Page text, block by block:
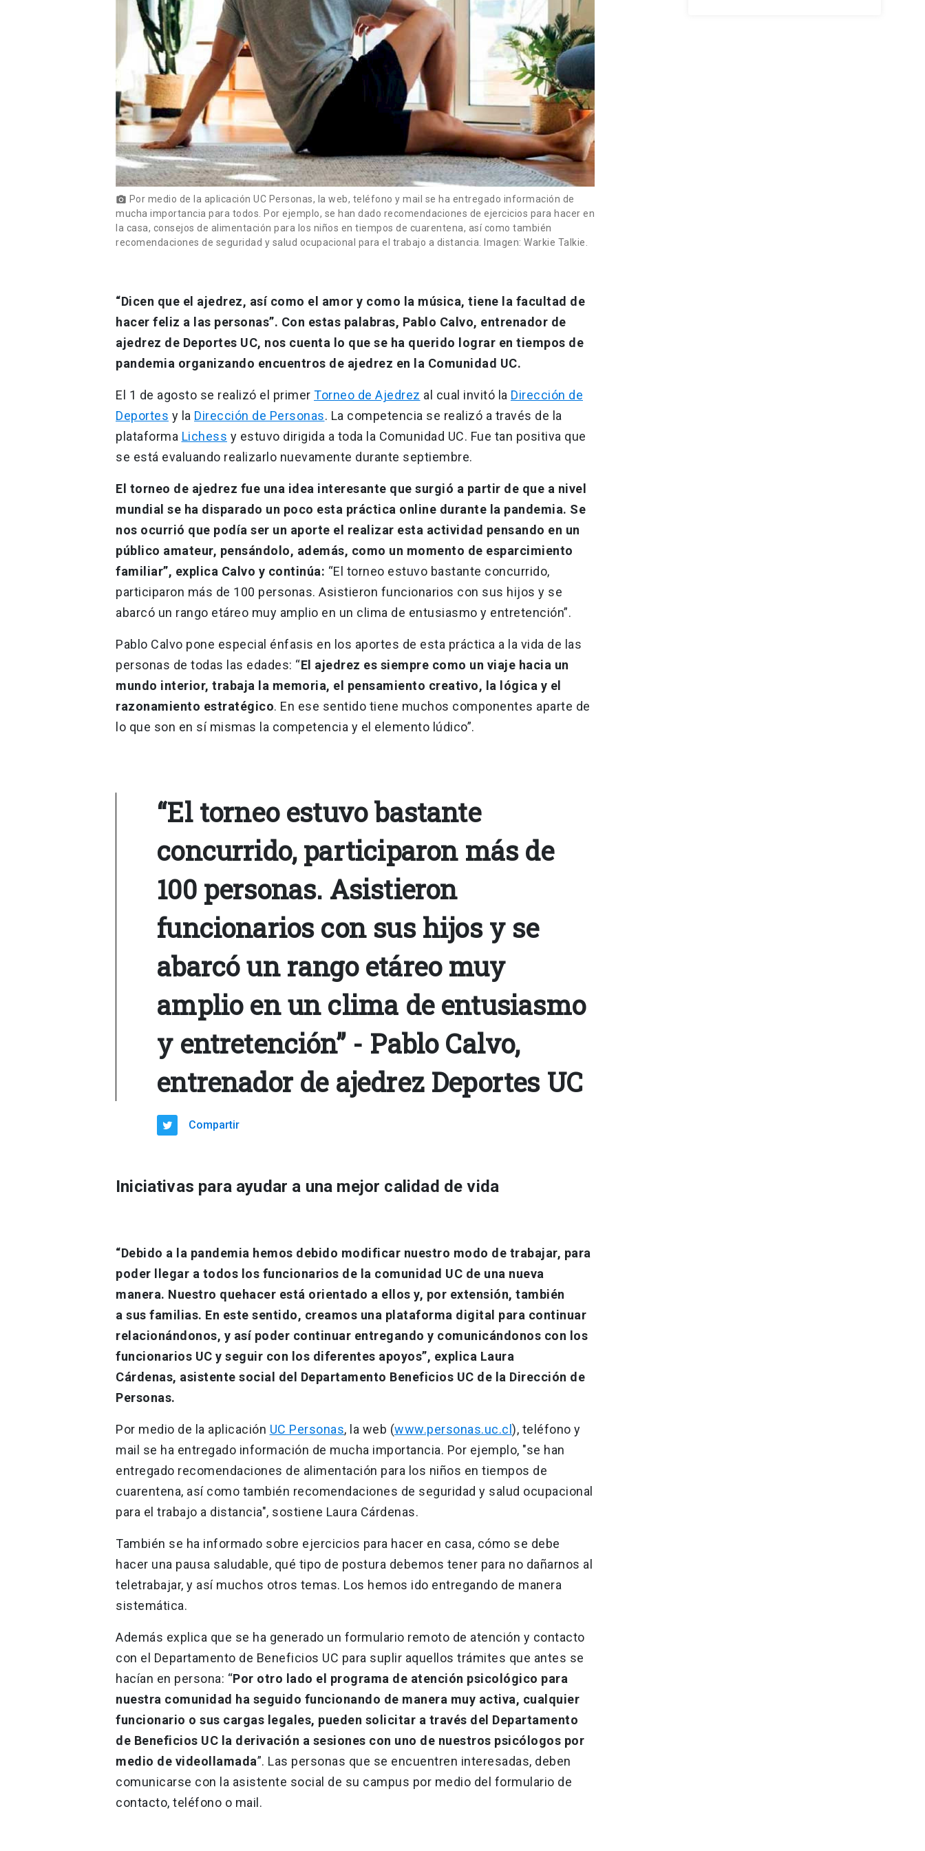
photo_camera Por medio de la aplicación UC Personas, la web, teléfono y mail se ha entregado información de
mucha importancia para todos. Por ejemplo, se han dado recomendaciones de ejercicios para hacer en
la casa, consejos de alimentación para los niños en tiempos de cuarentena, así como también
recomendaciones de seguridad y salud ocupacional para el trabajo a distancia. Imagen: Warkie Talkie.
“Dicen que el ajedrez, así como el amor y como la música, tiene la facultad de
hacer feliz a las personas”. Con estas palabras, Pablo Calvo, entrenador de
ajedrez de Deportes UC, nos cuenta lo que se ha querido lograr en tiempos de
pandemia organizando encuentros de ajedrez en la Comunidad UC.
El 1 de agosto se realizó el primer Torneo de Ajedrez al cual invitó la Dirección de
Deportes y la Dirección de Personas. La competencia se realizó a través de la
plataforma Lichess y estuvo dirigida a toda la Comunidad UC. Fue tan positiva que
se está evaluando realizarlo nuevamente durante septiembre.
El torneo de ajedrez fue una idea interesante que surgió a partir de que a nivel
mundial se ha disparado un poco esta práctica online durante la pandemia. Se
nos ocurrió que podía ser un aporte el realizar esta actividad pensando en un
público amateur, pensándolo, además, como un momento de esparcimiento
familiar”, explica Calvo y continúa: “El torneo estuvo bastante concurrido,
participaron más de 100 personas. Asistieron funcionarios con sus hijos y se
abarcó un rango etáreo muy amplio en un clima de entusiasmo y entretención”.
Pablo Calvo pone especial énfasis en los aportes de esta práctica a la vida de las
personas de todas las edades: “El ajedrez es siempre como un viaje hacia un
mundo interior, trabaja la memoria, el pensamiento creativo, la lógica y el
razonamiento estratégico. En ese sentido tiene muchos componentes aparte de
lo que son en sí mismas la competencia y el elemento lúdico”.
“El torneo estuvo bastante
concurrido, participaron más de
100 personas. Asistieron
funcionarios con sus hijos y se
abarcó un rango etáreo muy
amplio en un clima de entusiasmo
y entretención” - Pablo Calvo,
entrenador de ajedrez Deportes UC
Compartir
Iniciativas para ayudar a una mejor calidad de vida
“Debido a la pandemia hemos debido modificar nuestro modo de trabajar, para
poder llegar a todos los funcionarios de la comunidad UC de una nueva
manera. Nuestro quehacer está orientado a ellos y, por extensión, también
a sus familias. En este sentido, creamos una plataforma digital para continuar
relacionándonos, y así poder continuar entregando y comunicándonos con los
funcionarios UC y seguir con los diferentes apoyos”, explica Laura
Cárdenas, asistente social del Departamento Beneficios UC de la Dirección de
Personas.
Por medio de la aplicación UC Personas, la web (www.personas.uc.cl ), teléfono y
mail se ha entregado información de mucha importancia. Por ejemplo, "se han
entregado recomendaciones de alimentación para los niños en tiempos de
cuarentena, así como también recomendaciones de seguridad y salud ocupacional
para el trabajo a distancia", sostiene Laura Cárdenas.
También se ha informado sobre ejercicios para hacer en casa, cómo se debe
hacer una pausa saludable, qué tipo de postura debemos tener para no dañarnos al
teletrabajar, y así muchos otros temas. Los hemos ido entregando de manera
sistemática.
Además explica que se ha generado un formulario remoto de atención y contacto
con el Departamento de Beneficios UC para suplir aquellos trámites que antes se
hacían en persona: “Por otro lado el programa de atención psicológico para
nuestra comunidad ha seguido funcionando de manera muy activa, cualquier
funcionario o sus cargas legales, pueden solicitar a través del Departamento
de Beneficios UC la derivación a sesiones con uno de nuestros psicólogos por
medio de videollamada”. Las personas que se encuentren interesadas, deben
comunicarse con la asistente social de su campus por medio del formulario de
contacto, teléfono o mail.